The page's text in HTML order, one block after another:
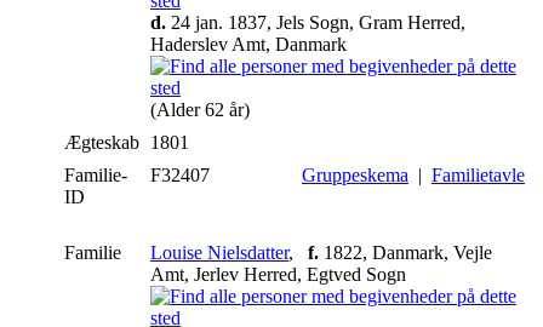
d. 24 jan. 1837, Jels Sogn, Gram Herred,
Haderslev Amt, Danmark
(Alder 62 år)
Ægteskab 1801
Familie-
ID
F32407 Gruppeskema | Familietavle
Familie Louise Nielsdatter, f. 1822, Danmark, Vejle
Amt, Jerlev Herred, Egtved Sogn